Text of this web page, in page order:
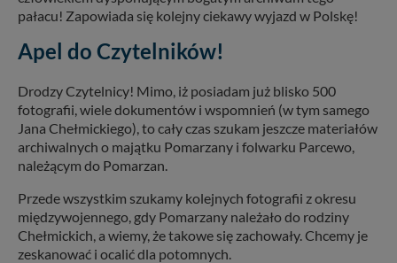
pałacu! Zapowiada się kolejny ciekawy wyjazd w Polskę!
Apel do Czytelników!
Drodzy Czytelnicy! Mimo, iż posiadam już blisko 500
fotografii, wiele dokumentów i wspomnień (w tym samego
Jana Chełmickiego), to cały czas szukam jeszcze materiałów
archiwalnych o majątku Pomarzany i folwarku Parcewo,
należącym do Pomarzan.
Przede wszystkim szukamy kolejnych fotografii z okresu
międzywojennego, gdy Pomarzany należało do rodziny
Chełmickich, a wiemy, że takowe się zachowały. Chcemy je
zeskanować i ocalić dla potomnych.